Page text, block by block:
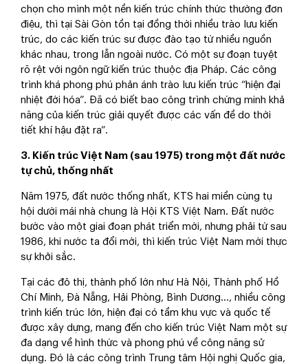
chọn cho mình một nền kiến trúc chính thức thường đơn
điệu, thì tại Sài Gòn tồn tại đồng thời nhiều trào lưu kiến
trúc, do các kiến trúc sư được đào tạo từ nhiều nguồn
khác nhau, trong lẫn ngoài nước. Có một sự đoạn tuyệt
rõ rệt với ngôn ngữ kiến trúc thuộc địa Pháp. Các công
trình khá phong phú phản ánh trào lưu kiến trúc “hiện đại
nhiệt đới hóa”. Đã có biết bao công trình chứng minh khả
năng của kiến trúc giải quyết được các vấn đề do thời
tiết khí hậu đặt ra”.
3. Kiến trúc Việt Nam (sau 1975) trong một đất nước
tự chủ, thống nhất
Năm 1975, đất nước thống nhất, KTS hai miền cùng tụ
hội dưới mái nhà chung là Hội KTS Việt Nam. Đất nước
bước vào một giai đoạn phát triển mới, nhưng phải từ sau
1986, khi nước ta đổi mới, thì kiến trúc Việt Nam mới thực
sự khởi sắc.
Tại các đô thị, thành phố lớn như Hà Nội, Thành phố Hồ
Chí Minh, Đà Nẵng, Hải Phòng, Bình Dương…, nhiều công
trình kiến trúc lớn, hiện đại có tầm khu vực và quốc tế
được xây dựng, mang đến cho kiến trúc Việt Nam một sự
đa dạng về hình thức và phong phú về công năng sử
dụng. Đó là các công trình Trung tâm Hội nghị Quốc gia,